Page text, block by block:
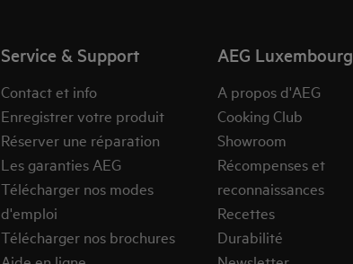
Service & Support
Contact et info
Enregistrer votre produit
Réserver une réparation
Les garanties AEG
Télécharger nos modes
d'emploi
Télécharger nos brochures
AEG Luxembourg
A propos d'AEG
Cooking Club
Showroom
Récompenses et
reconnaissances
Recettes
Durabilité